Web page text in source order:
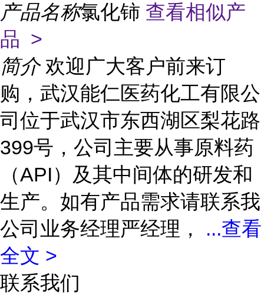
产品名称氯化铈 查看相似产
品 >
简介 欢迎广大客户前来订
购，武汉能仁医药化工有限公
司位于武汉市东西湖区梨花路
399号，公司主要从事原料药
（API）及其中间体的研发和
生产。如有产品需求请联系我
公司业务经理严经理， ...查看
全文 >
联系我们